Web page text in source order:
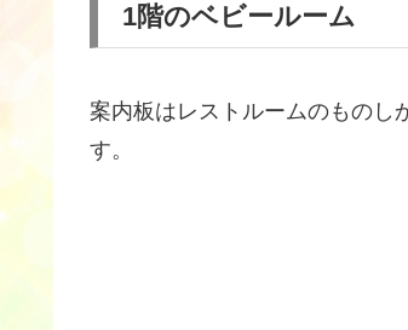
1階のベビールーム
案内板はレストルームのものし
す。